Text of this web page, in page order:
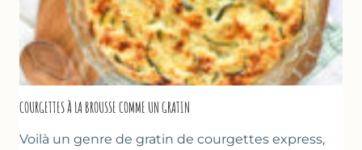
FOUR
COURGETTES À LA BROUSSE COMME UN GRATIN
Voilà un genre de gratin de courgettes express,